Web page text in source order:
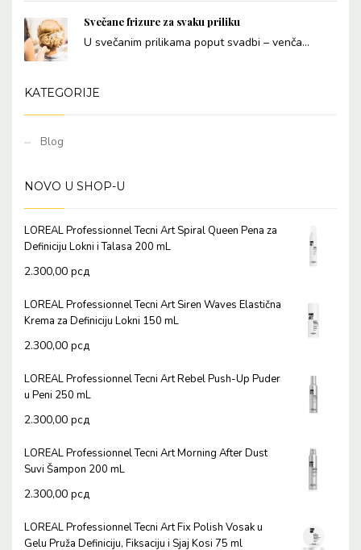
Svečane frizure za svaku priliku
U svečanim prilikama poput svadbi – venča...
KATEGORIJE
Blog
NOVO U SHOP-U
LOREAL Professionnel Tecni Art Spiral Queen Pena za
Definiciju Lokni i Talasa 200 mL
2.300,00 рсд
LOREAL Professionnel Tecni Art Siren Waves Elastična
Krema za Definiciju Lokni 150 mL
2.300,00 рсд
LOREAL Professionnel Tecni Art Rebel Push-Up Puder
u Peni 250 mL
2.300,00 рсд
LOREAL Professionnel Tecni Art Morning After Dust
Suvi Šampon 200 mL
2.300,00 рсд
LOREAL Professionnel Tecni Art Fix Polish Vosak u
Gelu Pruža Definiciju, Fiksaciju i Sjaj Kosi 75 ml